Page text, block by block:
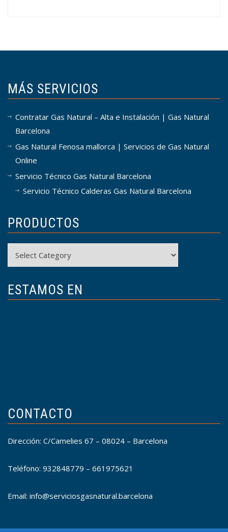
MÁS SERVICIOS
Contratar Gas Natural – Alta e Instalación | Gas Natural
Barcelona
Gas Natural Fenosa mallorca | Servicios de Gas Natural
Online
Servicio Técnico Gas Natural Barcelona
Servicio Técnico Calderas Gas Natural Barcelona
PRODUCTOS
ESTAMOS EN
CONTACTO
Dirección: C/Camelies 67 – 08024 – Barcelona
Teléfono: 932848779 – 661975621
Email: info@serviciosgasnatural.barcelona